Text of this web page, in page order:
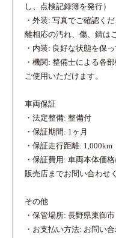
し、点検記録簿を発行）
・外装: 写真でご確認く
離相応の汚れ、傷、錆は
・内装: 良好な状態を保っ
・機関: 整備士による各
ご使用いただけます。
車両保証
・法定整備: 整備付
・保証期間: 1ヶ月
・保証走行距離: 1,000km
・保証費用: 車両本体価
販売店までお問い合わせ
その他
・保管場所: 長野県東御市
・お支払い方法: お問い合